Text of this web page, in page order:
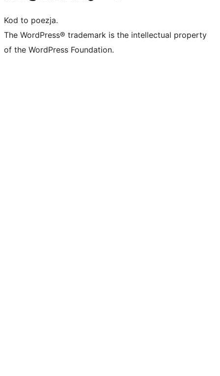
Kod to poezja.
The WordPress® trademark is the intellectual property
of the WordPress Foundation.